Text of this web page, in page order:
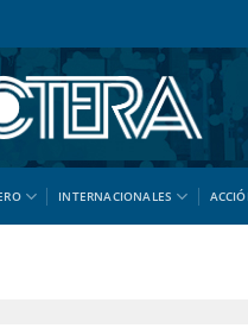
INTERNACIONALES